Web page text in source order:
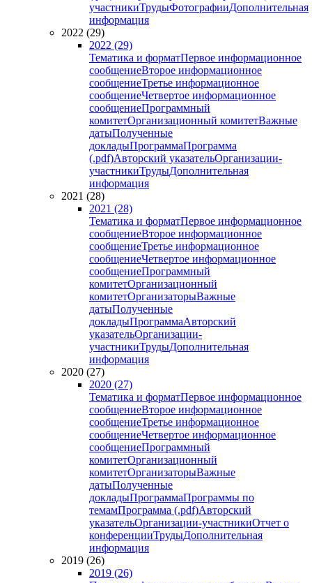
участникиТрудыФотографииДополнительная
информация
2022 (29)
2022 (29)
Тематика и форматПервое информационное
сообщениеВторое информационное
сообщениеТретье информационное
сообщениеЧетвертое информационное
сообщениеПрограммный
комитетОрганизационный комитетВажные
датыПолученные
докладыПрограммаПрограмма
(.pdf)Авторский указательОрганизации-
участникиТрудыДополнительная
информация
2021 (28)
2021 (28)
Тематика и форматПервое информационное
сообщениеВторое информационное
сообщениеТретье информационное
сообщениеЧетвертое информационное
сообщениеПрограммный
комитетОрганизационный
комитетОрганизаторыВажные
датыПолученные
докладыПрограммаАвторский
указательОрганизации-
участникиТрудыДополнительная
информация
2020 (27)
2020 (27)
Тематика и форматПервое информационное
сообщениеВторое информационное
сообщениеТретье информационное
сообщениеЧетвертое информационное
сообщениеПрограммный
комитетОрганизационный
комитетОрганизаторыВажные
датыПолученные
докладыПрограммаПрограммы по
темамПрограмма (.pdf)Авторский
указательОрганизации-участникиОтчет о
конференцииТрудыДополнительная
информация
2019 (26)
2019 (26)